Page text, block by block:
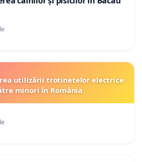
utilizării trotinetelor electrice
minori în România